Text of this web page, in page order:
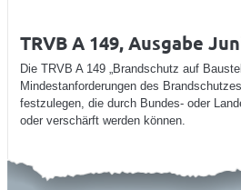
TRVB A 149, Ausgabe
Die TRVB A 149 „Brandschutz auf
Mindestanforderungen des Brandsch
festzulegen, die durch Bundes- oder
oder verschärft werden können.